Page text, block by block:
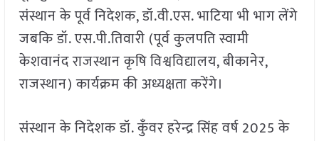
संस्थान के पूर्व निदेशक, डॉ.वी.एस. भाटिया भी भाग लेंगे
जबकि डॉ. एस.पी.तिवारी (पूर्व कुलपति स्वामी
केशवानंद राजस्थान कृषि विश्वविद्यालय, बीकानेर,
राजस्थान) कार्यक्रम की अध्यक्षता करेंगे।
संस्थान के निदेशक डॉ. कुँवर हरेन्द्र सिंह वर्ष 2025 के